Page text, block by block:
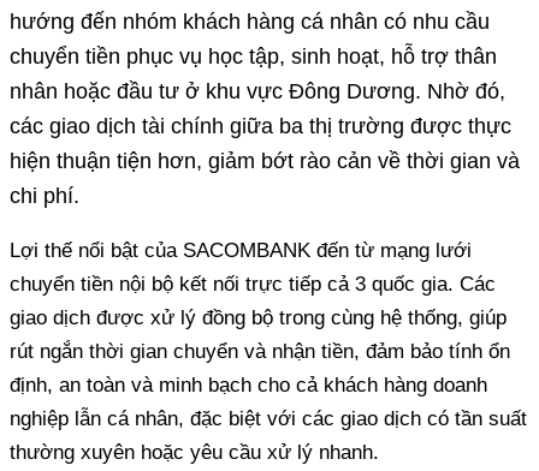
hướng đến nhóm khách hàng cá nhân có nhu cầu
chuyển tiền phục vụ học tập, sinh hoạt, hỗ trợ thân
nhân hoặc đầu tư ở khu vực Đông Dương. Nhờ đó,
các giao dịch tài chính giữa ba thị trường được thực
hiện thuận tiện hơn, giảm bớt rào cản về thời gian và
chi phí.
Lợi thế nổi bật của SACOMBANK đến từ mạng lưới
chuyển tiền nội bộ kết nối trực tiếp cả 3 quốc gia. Các
giao dịch được xử lý đồng bộ trong cùng hệ thống, giúp
rút ngắn thời gian chuyển và nhận tiền, đảm bảo tính ổn
định, an toàn và minh bạch cho cả khách hàng doanh
nghiệp lẫn cá nhân, đặc biệt với các giao dịch có tần suất
thường xuyên hoặc yêu cầu xử lý nhanh.